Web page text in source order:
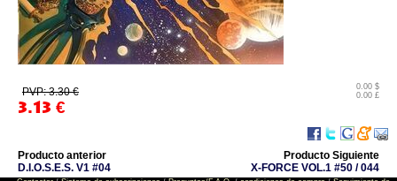
PVP: 3.30 €
3.13 €
0.00 $
0.00 £
Producto anterior
D.I.O.S.E.S. V1 #04
Producto Siguiente
X-FORCE VOL.1 #50 / 044